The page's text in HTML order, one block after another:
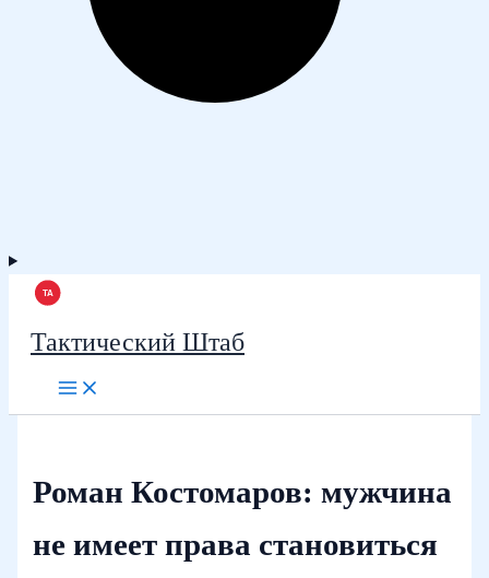
Тактический Штаб
Роман Костомаров: мужчина
не имеет права становиться